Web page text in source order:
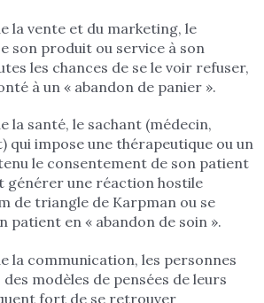
la vente et du marketing, le
son produit ou service à son
les chances de se le voir refuser,
à un « abandon de panier ».
la santé, le sachant (médecin,
qui impose une thérapeutique ou un
le consentement de son patient
générer une réaction hostile
de triangle de Karpman ou se
patient en « abandon de soin ».
la communication, les personnes
modèles de pensées de leurs
fort de se retrouver